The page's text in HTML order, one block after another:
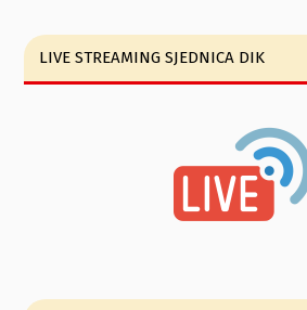
LIVE STREAMING SJEDNICA DIK